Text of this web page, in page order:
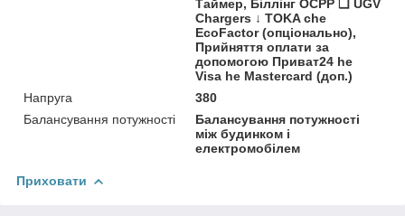
Таймер, Біллінг OCPP ❑ UGV
Chargers ↓ TOKA che
EcoFactor (опціонально),
Прийняття оплати за
допомогою Приват24 he
Visa he Mastercard (доп.)
Напруга
380
Балансування потужності
Балансування потужності
між будинком і
електромобілем
Приховати